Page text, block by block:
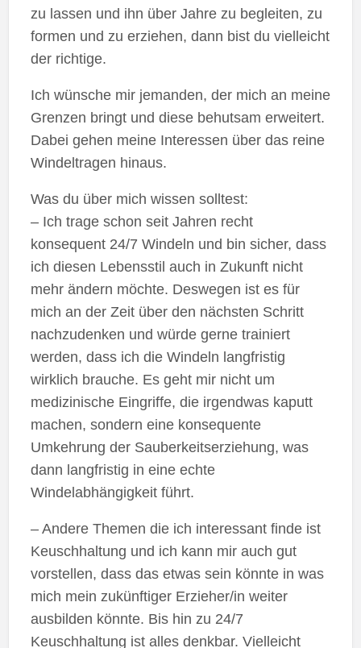
zu lassen und ihn über Jahre zu begleiten, zu
formen und zu erziehen, dann bist du vielleicht
der richtige.
Ich wünsche mir jemanden, der mich an meine
Grenzen bringt und diese behutsam erweitert.
Dabei gehen meine Interessen über das reine
Windeltragen hinaus.
Was du über mich wissen solltest:
– Ich trage schon seit Jahren recht
konsequent 24/7 Windeln und bin sicher, dass
ich diesen Lebensstil auch in Zukunft nicht
mehr ändern möchte. Deswegen ist es für
mich an der Zeit über den nächsten Schritt
nachzudenken und würde gerne trainiert
werden, dass ich die Windeln langfristig
wirklich brauche. Es geht mir nicht um
medizinische Eingriffe, die irgendwas kaputt
machen, sondern eine konsequente
Umkehrung der Sauberkeitserziehung, was
dann langfristig in eine echte
Windelabhängigkeit führt.
– Andere Themen die ich interessant finde ist
Keuschhaltung und ich kann mir auch gut
vorstellen, dass das etwas sein könnte in was
mich mein zukünftiger Erzieher/in weiter
ausbilden könnte. Bis hin zu 24/7
Keuschhaltung ist alles denkbar. Vielleicht